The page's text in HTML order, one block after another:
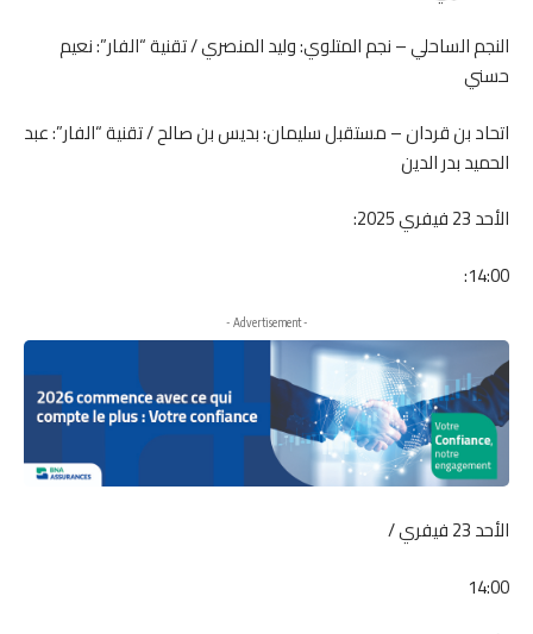
النجم الساحلي – نجم المتلوي: وليد المنصري / تقنية “الفار”: نعيم
حسني
اتحاد بن قردان – مستقبل سليمان: بديس بن صالح / تقنية “الفار”: عبد
الحميد بدر الدين
الأحد 23 فيفري 2025:
14:00:
الأحد 23 فيفري /
14:00